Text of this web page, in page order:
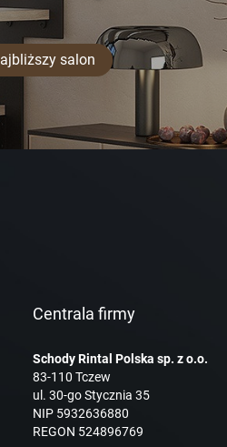
salon
Centrala firmy
Schody Rintal Polska sp. z o.o.
83-110 Tczew
ul. 30-go Stycznia 35
NIP 5932636880
REGON 524896769